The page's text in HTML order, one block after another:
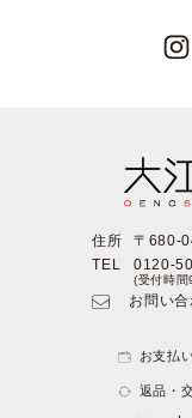
住所
〒680-
TEL
0120-
(受付時
お問い
お支払
返品・